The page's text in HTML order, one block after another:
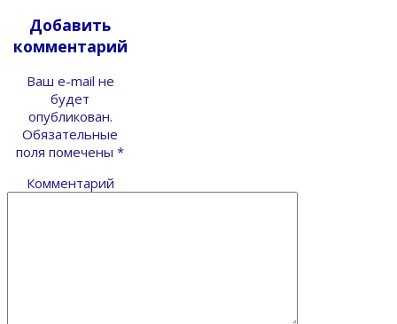
Добавить
комментарий
Ваш e-mail не
будет
опубликован.
Обязательные
поля помечены *
Комментарий